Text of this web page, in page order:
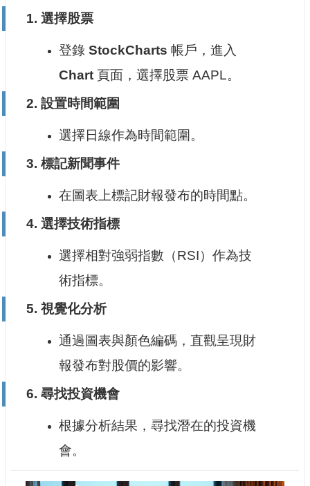
1. 選擇股票
登錄 StockCharts 帳戶，進入
Chart頁面，選擇股票 AAPL。
2. 設置時間範圍
選擇日線作為時間範圍。
3. 標記新聞事件
在圖表上標記財報發布的時間點。
4. 選擇技術指標
選擇相對強弱指數（RSI）作為技
術指標。
5. 視覺化分析
通過圖表與顏色編碼，直觀呈現財
報發布對股價的影響。
6. 尋找投資機會
根據分析結果，尋找潛在的投資機
會。